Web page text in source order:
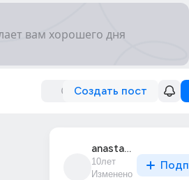
Создать пост
anastas_kashtanka
10лет
Изменено